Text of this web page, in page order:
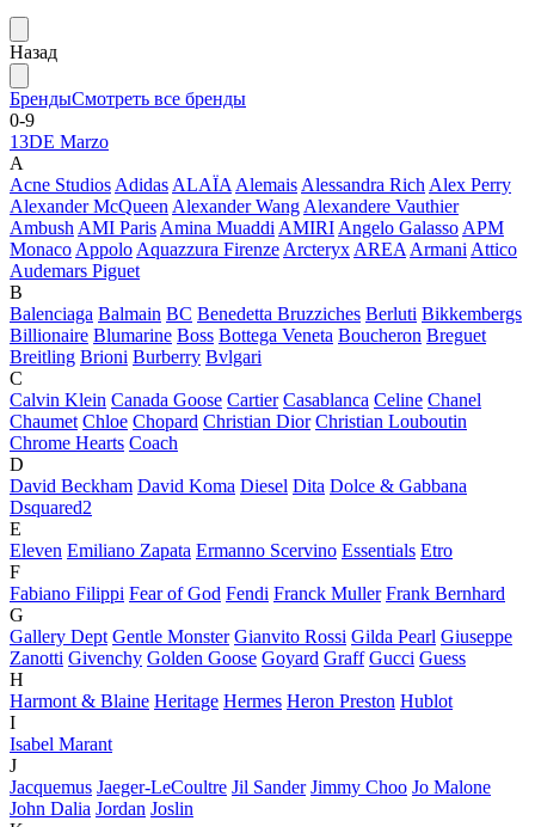
Назад
БрендыСмотреть все бренды
0-9
13DE Marzo
A
Acne StudiosAdidasALAÏAAlemaisAlessandra RichAlex Perry
Alexander McQueenAlexander WangAlexandere Vauthier
AmbushAMI ParisAmina MuaddiAMIRIAngelo GalassoAPM
MonacoAppoloAquazzura FirenzeArcteryxAREAArmaniAttico
Audemars Piguet
B
Balenciaga Balmain BC Benedetta Bruzziches Berluti Bikkembergs
Billionaire Blumarine Boss Bottega Veneta Boucheron Breguet
Breitling Brioni Burberry Bvlgari
C
Calvin Klein Canada Goose Cartier Casablanca Celine Chanel
Chaumet Chloe Chopard Christian Dior Christian Louboutin
Chrome Hearts Coach
D
David Beckham David Koma Diesel Dita Dolce & Gabbana
Dsquared2
E
Eleven Emiliano Zapata Ermanno Scervino Essentials Etro
F
Fabiano Filippi Fear of God Fendi Franck Muller Frank Bernhard
G
Gallery Dept Gentle Monster Gianvito Rossi Gilda Pearl Giuseppe
Zanotti Givenchy Golden Goose Goyard Graff Gucci Guess
H
Harmont & Blaine Heritage Hermes Heron Preston Hublot
I
Isabel Marant
J
Jacquemus Jaeger-LeCoultre Jil Sander Jimmy Choo Jo Malone
John Dalia Jordan Joslin